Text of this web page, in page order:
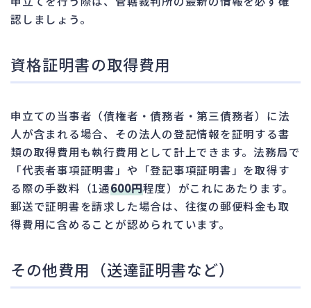
認しましょう。
資格証明書の取得費用
申立ての当事者（債権者・債務者・第三債務者）に法
人が含まれる場合、その法人の登記情報を証明する書
類の取得費用も執行費用として計上できます。法務局で
「代表者事項証明書」や「登記事項証明書」を取得す
る際の手数料（1通600円程度）がこれにあたります。
郵送で証明書を請求した場合は、往復の郵便料金も取
得費用に含めることが認められています。
その他費用（送達証明書など）